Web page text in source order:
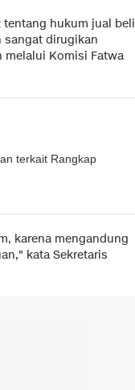
tentang hukum jual beli
sangat dirugikan
Komisi Fatwa
terkait Rangkap
karena mengandung
kata Sekretaris